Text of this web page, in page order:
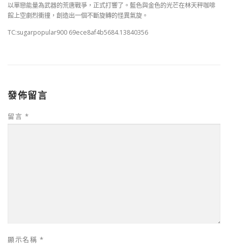
以單戀能量為武器的荒唐戰爭，正式打響了。藍色與金色的光芒在林天秤咖啡
館上空劇烈衝撞，創造出一個不斷旋轉的怪異氣旋。
TC:sugarpopular900 69ece8af4b5684.13840356
發佈留言
留言 *
顯示名稱 *